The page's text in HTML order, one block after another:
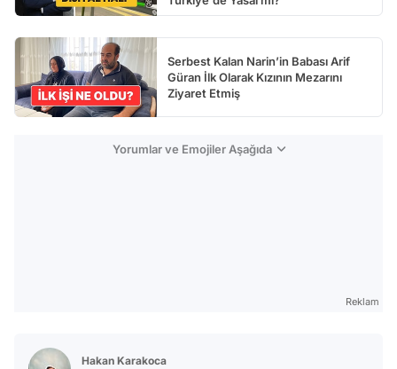
Serbest Kalan Narin’in Babası Arif
Güran İlk Olarak Kızının Mezarını
Ziyaret Etmiş
Yorumlar ve Emojiler Aşağıda
Reklam
Hakan Karakoca